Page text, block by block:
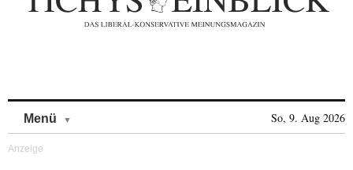
Menü So, 9. Aug 2026